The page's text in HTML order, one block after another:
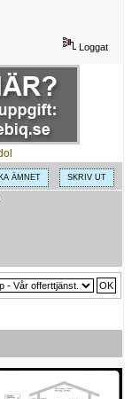
Loggat
ÄMNET SKRIV UT